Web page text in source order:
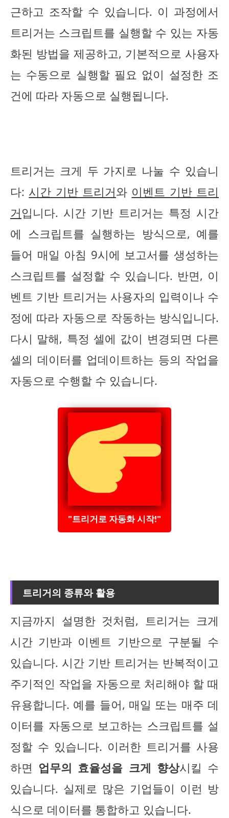
근하고 조작할 수 있습니다. 이 과정에서
트리거는 스크립트를 실행할 수 있는 자동
화된 방법을 제공하고, 기본적으로 사용자
는 수동으로 실행할 필요 없이 설정한 조
건에 따라 자동으로 실행됩니다.
트리거는 크게 두 가지로 나눌 수 있습니
다: 시간 기반 트리거와 이벤트 기반 트리
거입니다. 시간 기반 트리거는 특정 시간
에 스크립트를 실행하는 방식으로, 예를
들어 매일 아침 9시에 보고서를 생성하는
스크립트를 설정할 수 있습니다. 반면, 이
벤트 기반 트리거는 사용자의 입력이나 수
정에 따라 자동으로 작동하는 방식입니다.
다시 말해, 특정 셀에 값이 변경되면 다른
셀의 데이터를 업데이트하는 등의 작업을
자동으로 수행할 수 있습니다.
"트리거로 자동화 시작!"
트리거의 종류와 활용
지금까지 설명한 것처럼, 트리거는 크게
시간 기반과 이벤트 기반으로 구분될 수
있습니다. 시간 기반 트리거는 반복적이고
주기적인 작업을 자동으로 처리해야 할 때
유용합니다. 예를 들어, 매일 또는 매주 데
이터를 자동으로 보고하는 스크립트를 설
정할 수 있습니다. 이러한 트리거를 사용
하면 업무의 효율성을 크게 향상시킬 수
있습니다. 실제로 많은 기업들이 이런 방
식으로 데이터를 통합하고 있습니다.